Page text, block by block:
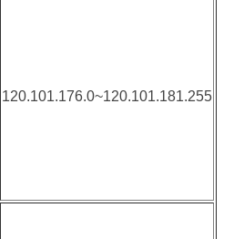
120.101.176.0~120.101.181.255